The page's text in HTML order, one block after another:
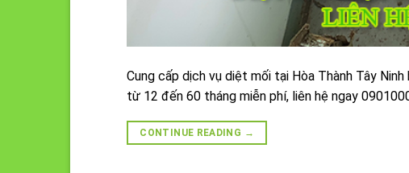
Cung cấp dịch vụ diệt mối tại Hòa Thành Tây
từ 12 đến 60 tháng miễn phí, liên hệ ngay
CONTINUE READING →